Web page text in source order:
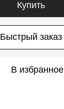
Купить
Быстрый заказ
В избранное